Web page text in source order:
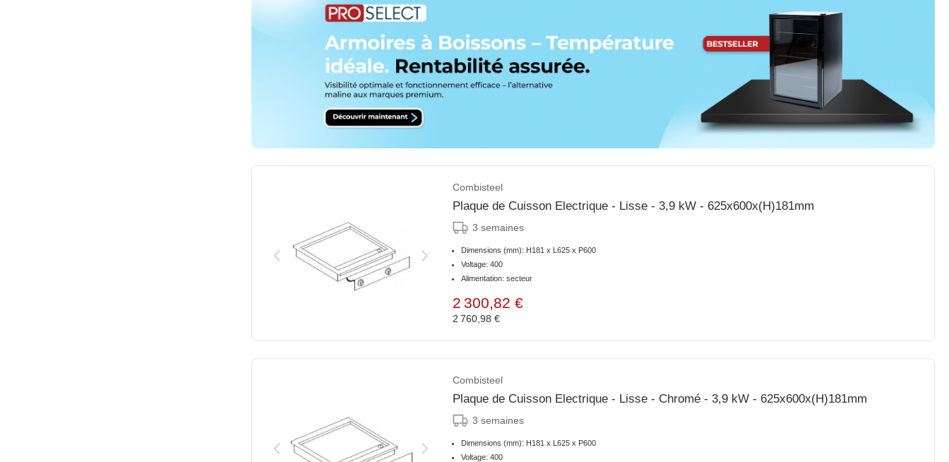
Combisteel
Plaque de Cuisson Electrique - Lisse - 3,9 kW - 625x600x(H)181mm
3 semaines
Dimensions (mm): H181 x L625 x P600
Voltage: 400
Alimentation: secteur
2 300,82 €
2 760,98 €
Combisteel
Plaque de Cuisson Electrique - Lisse - Chromé - 3,9 kW - 625x600x(H)181mm
3 semaines
Dimensions (mm): H181 x L625 x P600
Voltage: 400